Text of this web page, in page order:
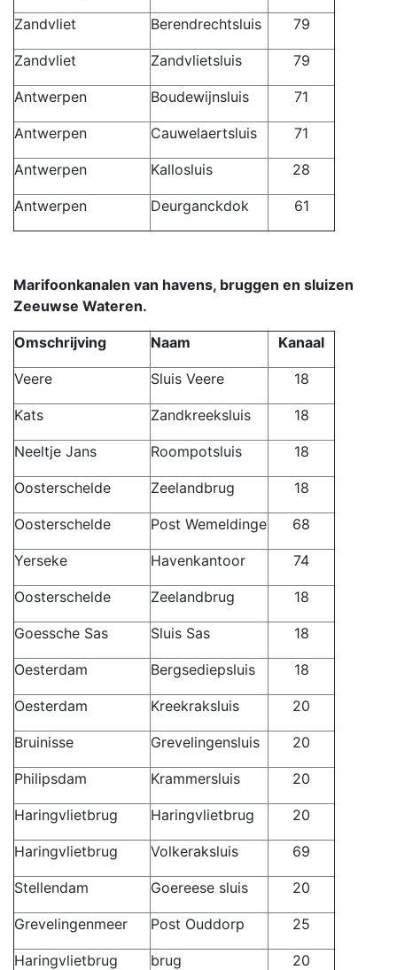
Zandvliet Berendrechtsluis 79
Zandvliet Zandvlietsluis 79
Antwerpen Boudewijnsluis 71
Antwerpen Cauwelaertsluis 71
Antwerpen Kallosluis 28
Antwerpen Deurganckdok 61
Marifoonkanalen van havens, bruggen en sluizen
Zeeuwse Wateren.
Omschrijving Naam Kanaal
Veere Sluis Veere 18
Kats Zandkreeksluis 18
Neeltje Jans Roompotsluis 18
Oosterschelde Zeelandbrug 18
Oosterschelde Post Wemeldinge 68
Yerseke Havenkantoor 74
Oosterschelde Zeelandbrug 18
Goessche Sas Sluis Sas 18
Oesterdam Bergsediepsluis 18
Oesterdam Kreekraksluis 20
Bruinisse Grevelingensluis 20
Philipsdam Krammersluis 20
Haringvlietbrug Haringvlietbrug 20
Haringvlietbrug Volkeraksluis 69
Stellendam Goereese sluis 20
Grevelingenmeer Post Ouddorp 25
Haringvlietbrug brug 20